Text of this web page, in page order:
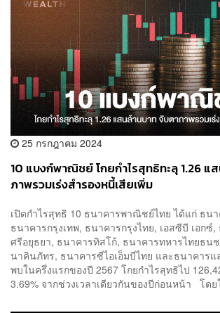
25 กรกฎาคม 2024
10 แบงก์พาณิชย์ โกยกำไรสุทธิทะลุ 1.26 แ
ภาพรวมเร่งสำรองหนี้เสียเพิ่ม
เปิดกำไรสุทธิ 10 ธนาคารพาณิชย์ไทย ได้แก่ ธน
ธนาคารกรุงเทพ, ธนาคารกรุงไทย, เอสซีบี เอกซ์,
ศรีอยุธยา, ธนาคารทิสโก้, ธนาคารทหารไทยธน
นาคินภัทร, ธนาคารซีไอเอ็มบีไทย และธนาคาร
พบในครึ่งแรกของปี 2567 โกยกำไรสุทธิไป
3.69% จากช่วงเวลาเดียวกันของปีก่อนหน้า โดย